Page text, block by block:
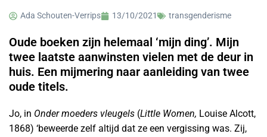
Ada Schouten-Verrips 13/10/2021 transgenderisme
Oude boeken zijn helemaal ‘mijn ding’. Mijn
twee laatste aanwinsten vielen met de deur in
huis. Een mijmering naar aanleiding van twee
oude titels.
Jo, in Onder moeders vleugels (Little Women, Louise Alcott,
1868) ‘beweerde zelf altijd dat ze een vergissing was. Zij,